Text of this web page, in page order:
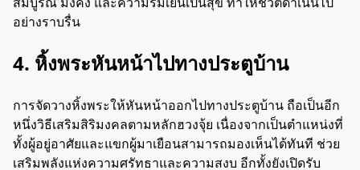
อย่างราบรื่น
4. หิ้งพระหันหน้าไปทางประตูบ้าน
การจัดวางหิ้งพระให้หันหน้าออกไปทางประตูบ้าน ถือเป็นอีก
หนึ่งวิธีเสริมสิริมงคลตามหลักฮวงจุ้ย เนื่องจากเป็นตำแหน่งที่
ทั้งผู้อยู่อาศัยและแขกผู้มาเยือนสามารถมองเห็นได้ทันที ช่วย
เสริมพลังแห่งความศรัทธาและความสงบ อีกทั้งยังเปิดรับ